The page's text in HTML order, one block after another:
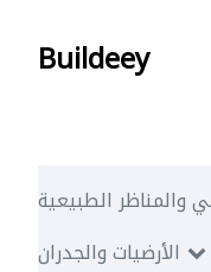
Buildeey
والمناظر الطبيعية
الأرضيات والجدران